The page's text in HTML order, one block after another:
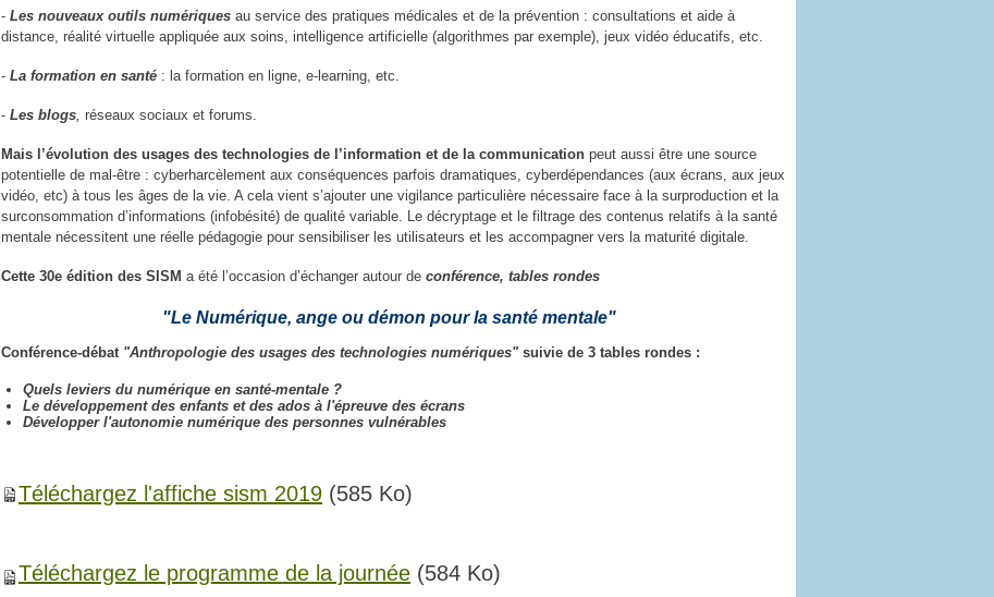
- Les nouveaux outils numériques au service des pratiques médicales et de la prévention : consultations et aide à
distance, réalité virtuelle appliquée aux soins, intelligence artificielle (algorithmes par exemple), jeux vidéo éducatifs, etc.
- La formation en santé : la formation en ligne, e-learning, etc.
- Les blogs, réseaux sociaux et forums.
Mais l’évolution des usages des technologies de l’information et de la communication peut aussi être une source
potentielle de mal-être : cyberharcèlement aux conséquences parfois dramatiques, cyberdépendances (aux écrans, aux jeux
vidéo, etc) à tous les âges de la vie. A cela vient s’ajouter une vigilance particulière nécessaire face à la surproduction et la
surconsommation d’informations (infobésité) de qualité variable. Le décryptage et le filtrage des contenus relatifs à la santé
mentale nécessitent une réelle pédagogie pour sensibiliser les utilisateurs et les accompagner vers la maturité digitale.
Cette 30e édition des SISM a été l’occasion d’échanger autour de​ conférence, tables rondes
"Le Numérique, ange ou démon pour la santé mentale"
Conférence-débat "Anthropologie des usages des technologies numériques"suivie de 3 tables rondes :
Quels leviers du numérique en santé-mentale ?
Le développement des enfants et des ados à l'épreuve des écrans
Développer l'autonomie numérique des personnes vulnérables
Téléchargez l'affiche sism 2019 (585 Ko)
Téléchargez le programme de la journée (584 Ko)